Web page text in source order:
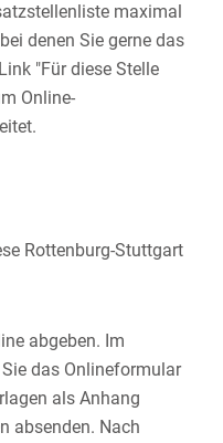
maximal
denen Sie gerne das
"Für diese Stelle
Online-
Rottenburg-Stuttgart
abgeben. Im
das Onlineformular
als Anhang
absenden. Nach